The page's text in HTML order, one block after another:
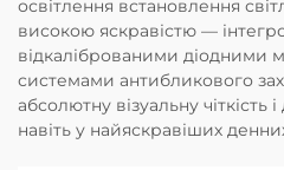
освітлення встановлення
високою яскравістю —
відкаліброваними діодними
системами антибликового
абсолютну візуальну чіткість
навіть у найяскравіших